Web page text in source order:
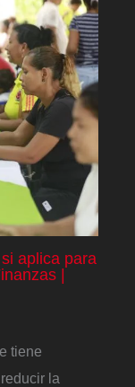
aplica para
|
tiene
la